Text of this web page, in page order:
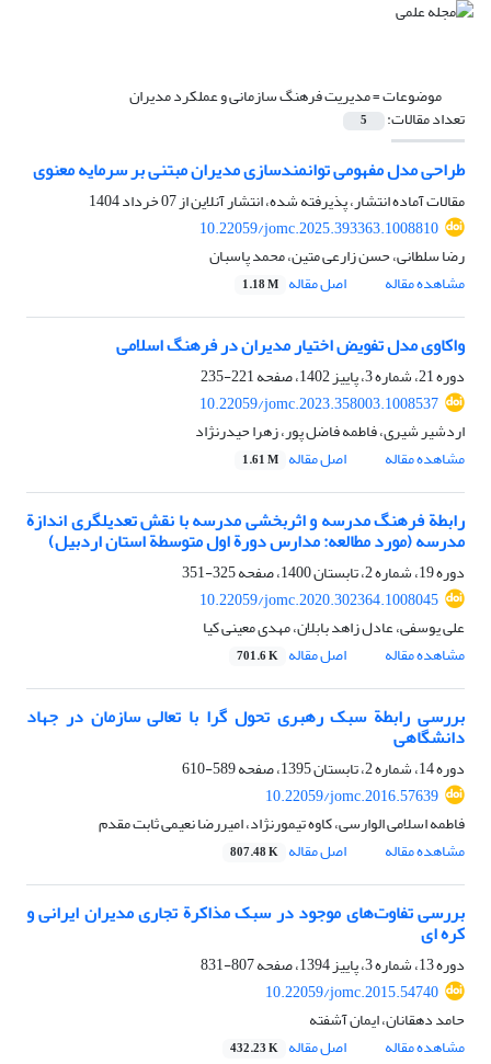
موضوعات =مدیریت فرهنگ سازمانی و عملکرد مدیران
تعداد مقالات: 5
طراحی مدل مفهومی توانمندسازی مدیران مبتنی بر سرمایه معنوی
مقالات آماده انتشار، پذیرفته شده، انتشار آنلاین از07 خرداد 1404
10.22059/jomc.2025.393363.1008810
رضا سلطانی، حسن زارعی متین، محمد پاسبان
مشاهده مقاله
اصل مقاله 1.18 M
واکاوی مدل تفویض اختیار مدیران در فرهنگ اسلامی
دوره 21، شماره 3، پاییز 1402، صفحه
221-235
10.22059/jomc.2023.358003.1008537
اردشیر شیری، فاطمه فاضل پور، زهرا حیدرنژاد
مشاهده مقاله
اصل مقاله 1.61 M
رابطة فرهنگ مدرسه و اثربخشی مدرسه با نقش تعدیلگری اندازة
مدرسه (مورد مطالعه: مدارس دورة اول متوسطة استان اردبیل)
دوره 19، شماره 2، تابستان 1400، صفحه
325-351
10.22059/jomc.2020.302364.1008045
علی یوسفی، عادل زاهد بابلان، مهدی معینی کیا
مشاهده مقاله
اصل مقاله 701.6 K
بررسی رابطة سبک رهبری تحول گرا با تعالی سازمان در جهاد
دانشگاهی
دوره 14، شماره 2، تابستان 1395، صفحه
589-610
10.22059/jomc.2016.57639
فاطمه اسلامی الوارسی، کاوه تیمورنژاد، امیررضا نعیمی ثابت مقدم
مشاهده مقاله
اصل مقاله 807.48 K
بررسی تفاوت‌های موجود در سبک مذاکرة تجاری مدیران ایرانی و
کره‌ ای
دوره 13، شماره 3، پاییز 1394، صفحه
807-831
10.22059/jomc.2015.54740
حامد دهقانان، ایمان آشفته
مشاهده مقاله
اصل مقاله 432.23 K